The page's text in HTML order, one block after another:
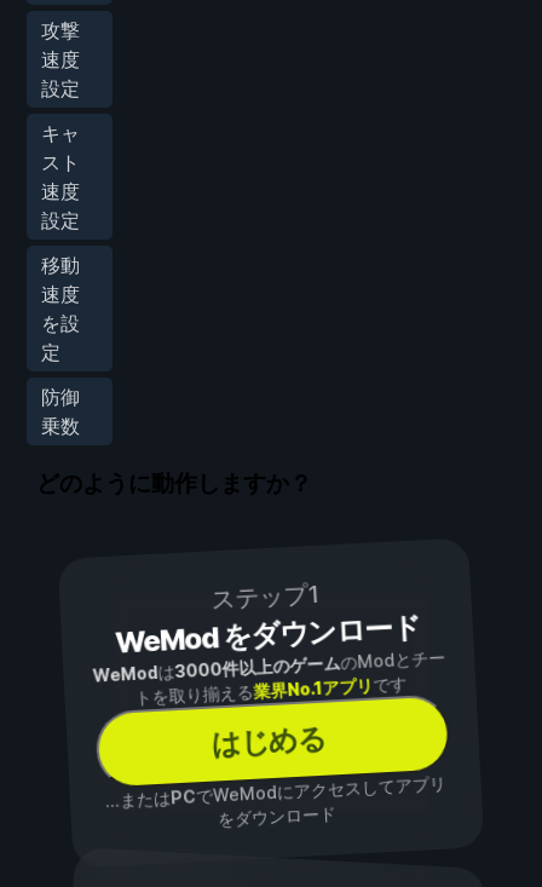
攻撃
速度
設定
キャ
スト
速度
設定
移動
速度
を設
定
防御
乗数
どのように動作しますか？
ステップ1
WeMod をダウンロード
WeModは3000件以上のゲームのModとチー
トを取り揃える業界No.1アプリです
はじめる
...またはPCでWeModにアクセスしてアプリ
をダウンロード